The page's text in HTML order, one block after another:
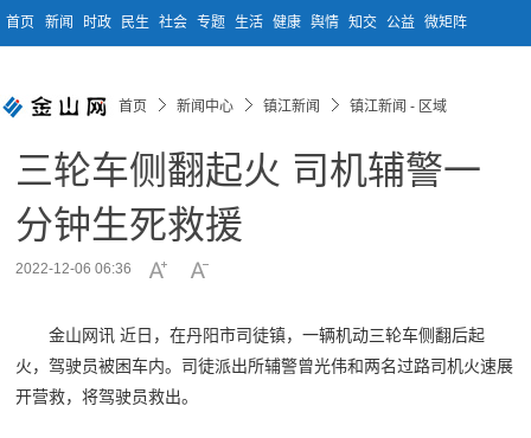
首页 新闻 时政 民生 社会 专题 生活 健康 舆情 知交 公益 微矩阵
首页 新闻中心 镇江新闻 镇江新闻 - 区域
三轮车侧翻起火 司机辅警一
分钟生死救援
2022-12-06 06:36
金山网讯 近日，在丹阳市司徒镇，一辆机动三轮车侧翻后起
火，驾驶员被困车内。司徒派出所辅警曾光伟和两名过路司机火速展
开营救，将驾驶员救出。